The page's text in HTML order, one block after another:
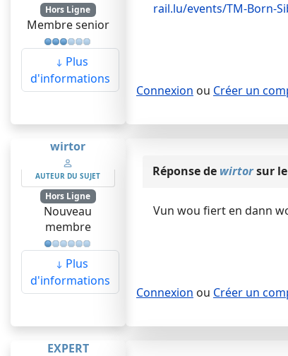
Hors Ligne
Membre senior
Plus
d'informations
rail.lu/events/TM-Born-
Connexion ou Créer un
wirtor
AUTEUR DU SUJET
Hors Ligne
Nouveau
membre
Plus
d'informations
Réponse de wirtorsur
Vun wou fiert en dann
Connexion ou Créer un
EXPERT